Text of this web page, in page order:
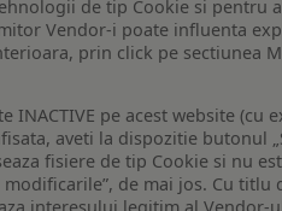
de tip Cookie si pentru
Vendor-i poate influenta
prin click pe sectiunea
pe acest website (cu
aveti la dispozitie butonul
fisiere de tip Cookie si nu
de mai jos. Cu titlu